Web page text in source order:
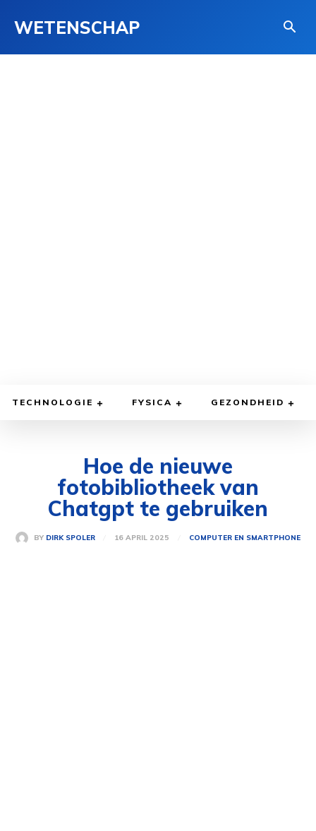
WETENSCHAP
TECHNOLOGIE FYSICA GEZONDHEID
Hoe de nieuwe
fotobibliotheek van
Chatgpt te gebruiken
BY DIRK SPOLER 16 APRIL 2025 COMPUTER EN SMARTPHONE